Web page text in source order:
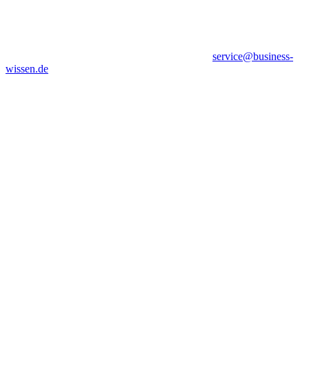
service@business-
wissen.de